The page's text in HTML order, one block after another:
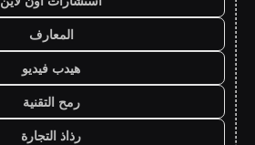
المعارف
هيدب فيديو
رمح التقنية
رذاذ التجارة